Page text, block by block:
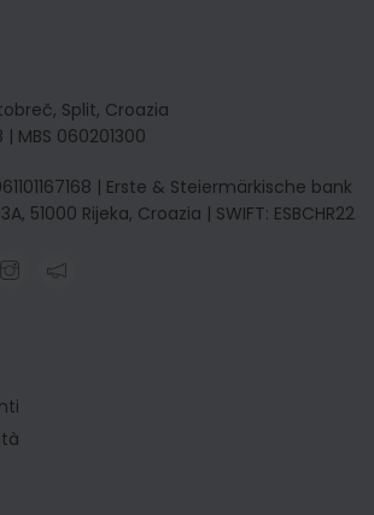
Split, Croazia
MBS 060201300
| Erste & Steiermärkische bank
51000 Rijeka, Croazia | SWIFT: ESBCHR22